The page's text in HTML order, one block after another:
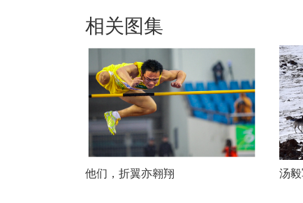
相关图集
他们，折翼亦翱翔 汤